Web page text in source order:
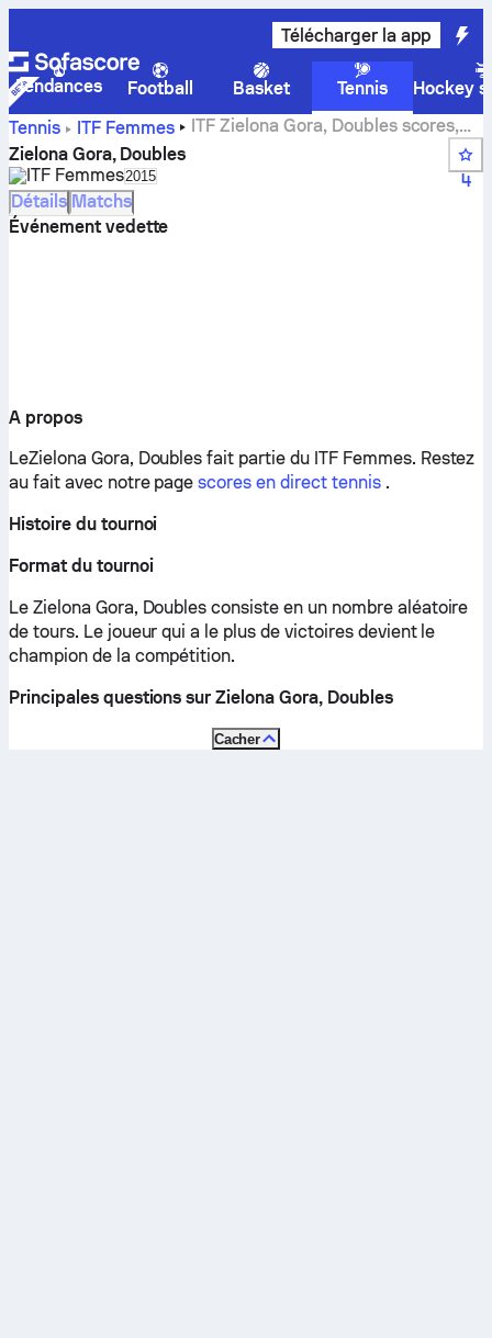
Télécharger la app
Tendances Football Basket Tennis
Hockey
Tennis
ITF Femmes
ITF Zielona Gora, Doubles scores,
résultats et matchs en direct
Zielona Gora, Doubles
ITF FemmesSelect season in unique tournament header
2015
4
Détails Matchs
Événement vedette
A propos
LeZielona Gora, Doubles fait partie du ITF Femmes. Restez
au fait avec notre pagescores en direct tennis .
Histoire du tournoi
Format du tournoi
Le Zielona Gora, Doubles consiste en un nombre aléatoire
de tours. Le joueur qui a le plus de victoires devient le
champion de la compétition.
Principales questions sur Zielona Gora, Doubles
Cacher